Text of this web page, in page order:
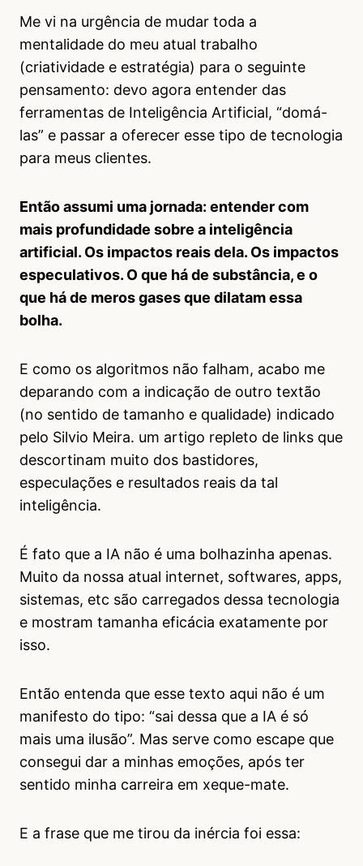
Me vi na urgência de mudar toda a
mentalidade do meu atual trabalho
(criatividade e estratégia) para o seguinte
pensamento: devo agora entender das
ferramentas de Inteligência Artificial, “domá-
las” e passar a oferecer esse tipo de tecnologia
para meus clientes.
Então assumi uma jornada: entender com
mais profundidade sobre a inteligência
artificial. Os impactos reais dela. Os impactos
especulativos. O que há de substância, e o
que há de meros gases que dilatam essa
bolha.
E como os algoritmos não falham, acabo me
deparando com a indicação de outro textão
(no sentido de tamanho e qualidade) indicado
pelo Silvio Meira. um artigo repleto de links que
descortinam muito dos bastidores,
especulações e resultados reais da tal
inteligência.
É fato que a IA não é uma bolhazinha apenas.
Muito da nossa atual internet, softwares, apps,
sistemas, etc são carregados dessa tecnologia
e mostram tamanha eficácia exatamente por
isso.
Então entenda que esse texto aqui não é um
manifesto do tipo: “sai dessa que a IA é só
mais uma ilusão”. Mas serve como escape que
consegui dar a minhas emoções, após ter
sentido minha carreira em xeque-mate.
E a frase que me tirou da inércia foi essa: